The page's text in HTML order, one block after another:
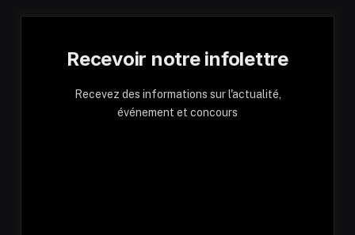
Recevoir notre infolettre
Recevez des informations sur l'actualité,
événement et concours